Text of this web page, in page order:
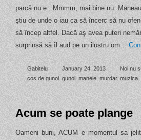
parcă nu e.. Mmmm, mai bine nu.
ştiu de unde o iau ca să încerc să nu
să încep altfel. Dacă aş avea puteri
surprinsă să îl aud pe un ilustru om…
Gabitelu January 24, 2013 Noi nu
cos de gunoi, gunoi, manele, murdar, muzica,
Acum se poate plange
Oameni buni, ACUM e momentul sa